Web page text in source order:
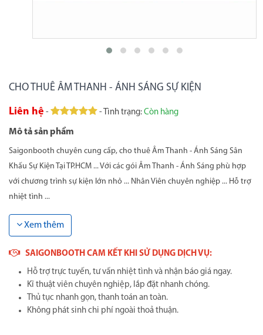
CHO THUÊ ÂM THANH - ÁNH SÁNG SỰ KIỆN
Liên hệ - - Tình trạng: Còn hàng
Mô tả sản phẩm
Saigonbooth chuyên cung cấp, cho thuê Âm Thanh - Ánh Sáng Sân
Khấu Sự Kiện Tại TP.HCM ... Với các gói Âm Thanh - Ánh Sáng phù hợp
với chương trình sự kiện lớn nhỏ ... Nhân Viên chuyên nghiệp ... Hỗ trợ
nhiệt tình ...
Xem thêm
SAIGONBOOTH CAM KẾT KHI SỬ DỤNG DỊCH VỤ:
Hỗ trợ trực tuyến, tư vấn nhiệt tình và nhận báo giá ngay.
Kĩ thuật viên chuyên nghiệp, lắp đặt nhanh chóng.
Thủ tục nhanh gọn, thanh toán an toàn.
Không phát sinh chi phí ngoài thoả thuận.